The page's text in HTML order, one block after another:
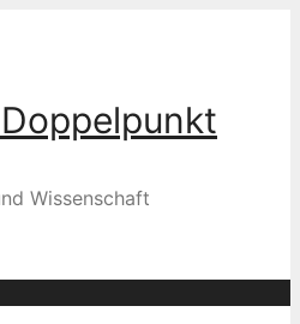
Wissenschaft